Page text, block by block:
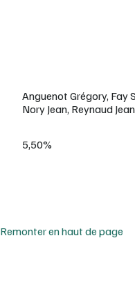
Anguenot Grégory, Fay
Nory Jean, Reynaud
5,50%
Remonter en haut de page